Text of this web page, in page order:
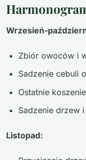
Wrzesień-
Zbiór owoców i
Sadzenie cebuli
Ostatnie
Sadzenie drzew
Listopad: